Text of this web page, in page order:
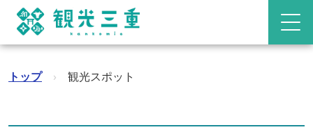
トップ › 観光スポット